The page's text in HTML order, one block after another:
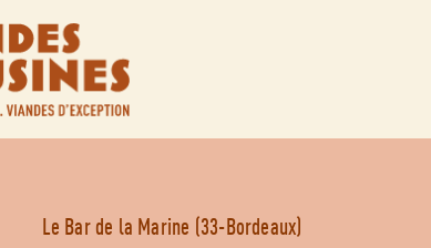
Le Bar de la Marine (33-Bordeaux)